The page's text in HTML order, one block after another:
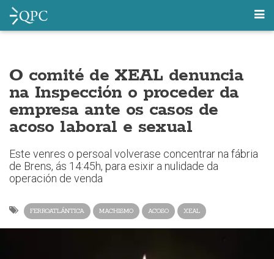
O comité de XEAL denuncia
na Inspección o proceder da
empresa ante os casos de
acoso laboral e sexual
Este venres o persoal volverase concentrar na fábria
de Brens, ás 14:45h, para esixir a nulidade da
operación de venda
FERROATLÁNTICA MACHISMO ACOSO XEAL